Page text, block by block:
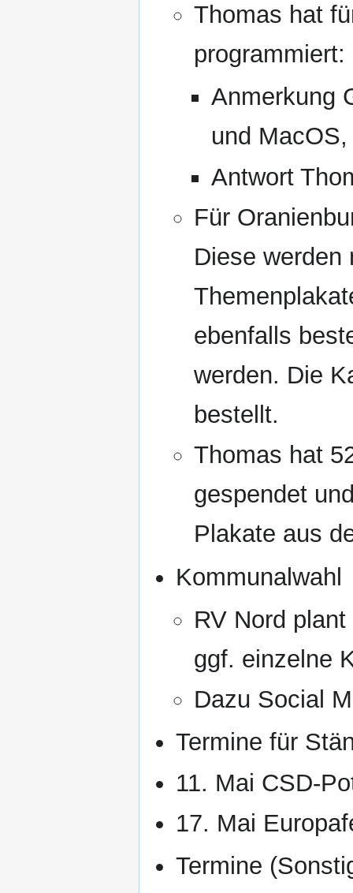
Thomas hat
programmiert:
Anmerkung
und
Antwort
Für
Diese werden
ebenfalls
werden. Die
bestellt.
Thomas hat
gespendet
Plakate aus
Kommunalwahl
RV Nord
ggf. einzelne
Dazu Social
Termine für
11. Mai CSD-
17. Mai
Termine